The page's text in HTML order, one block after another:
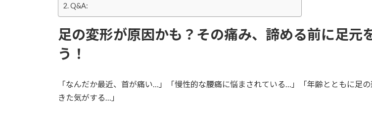
Q&A:
足の変形が原因かも？その痛み、諦める前に足元
う！
「なんだか最近、首が痛い…」「慢性的な腰痛に悩まされている…」「年齢とともに足
きた気がする…」